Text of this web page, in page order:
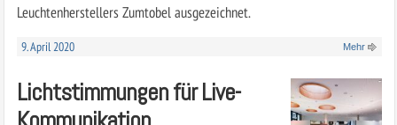
Leuchtenherstellers Zumtobel ausgezeichnet.
9. April 2020 Mehr
Lichtstimmungen für Live-